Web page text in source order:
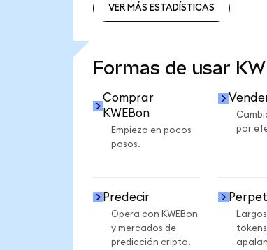
VER MÁS ESTADÍSTICAS
Formas de usar
Comprar
KWEBon
Empieza en pocos
pasos.
por
Predecir
Opera con KWEBon
y mercados de
predicción cripto.